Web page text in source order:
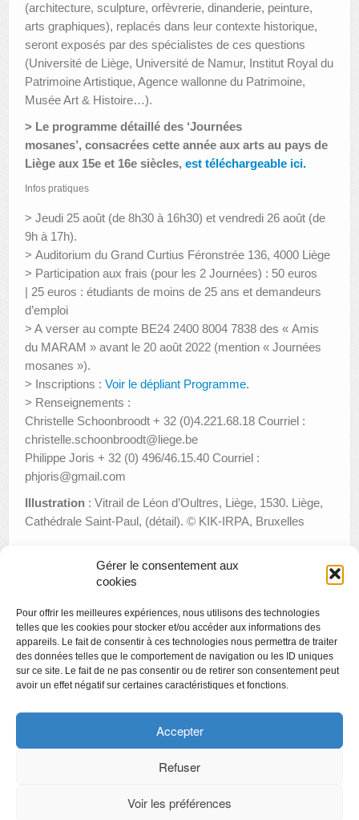
Gérer le consentement aux
cookies
Pour offrir les meilleures expériences, nous utilisons des technologies
telles que les cookies pour stocker et/ou accéder aux informations des
appareils. Le fait de consentir à ces technologies nous permettra de traiter
des données telles que le comportement de navigation ou les ID uniques
sur ce site. Le fait de ne pas consentir ou de retirer son consentement peut
avoir un effet négatif sur certaines caractéristiques et fonctions.
Accepter
Refuser
Voir les préférences
(architecture, sculpture, orfèvrerie, dinanderie, peinture,
arts graphiques), replacés dans leur contexte historique,
seront exposés par des spécialistes de ces questions
(Université de Liège, Université de Namur, Institut Royal du
Patrimoine Artistique, Agence wallonne du Patrimoine,
Musée Art & Histoire…).
> Le programme détaillé des ‘Journées
mosanes’, consacrées cette année aux arts au pays de
Liège aux 15e et 16e siècles, est téléchargeable ici.
Infos pratiques
> Jeudi 25 août (de 8h30 à 16h30) et vendredi 26 août (de
9h à 17h).
> Auditorium du Grand Curtius Féronstrée 136, 4000 Liège
> Participation aux frais (pour les 2 Journées) : 50 euros
| 25 euros : étudiants de moins de 25 ans et demandeurs
d’emploi
> A verser au compte BE24 2400 8004 7838 des « Amis
du MARAM » avant le 20 août 2022 (mention « Journées
mosanes »).
> Inscriptions : Voir le dépliant Programme.
> Renseignements :
Christelle Schoonbroodt + 32 (0)4.221.68.18 Courriel :
christelle.schoonbroodt@liege.be
Philippe Joris + 32 (0) 496/46.15.40 Courriel :
phjoris@gmail.com
Illustration : Vitrail de Léon d’Oultres, Liège, 1530. Liège,
Cathédrale Saint-Paul, (détail). © KIK-IRPA, Bruxelles
DONATION LEMAIRE
Appel à projet : Prix de la Création
Copyright
Politique de confidentialité
Chartes des engagements des opérateurs culturels